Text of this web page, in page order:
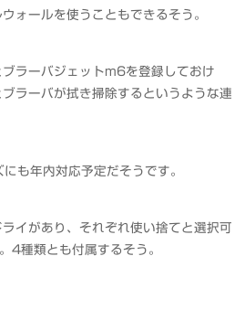
ォールを使うこともできるそう。
ラーバジェットm6を登録しておけ
ラーバが拭き掃除するというような連
も年内対応予定だそうです。
イがあり、それぞれ使い捨てと選択可
4種類とも付属するそう。